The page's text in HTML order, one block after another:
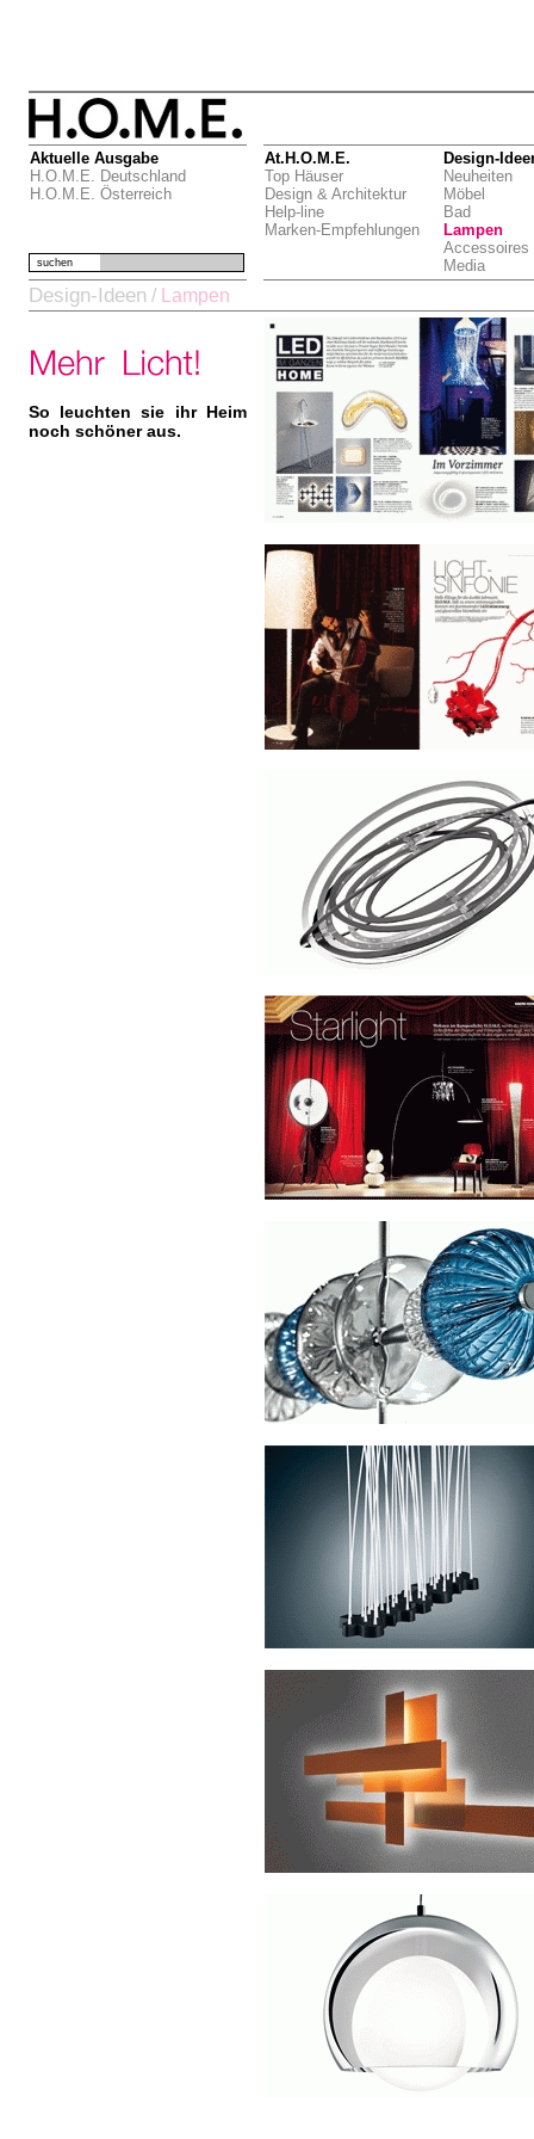
Aktuelle Ausgabe
H.O.M.E. Deutschland
H.O.M.E. Österreich
At.H.O.M.E.
Top Häuser
Design & Architektur
Help-line
Marken-Empfehlungen
Design-
Neuheiten
Möbel
Bad
Lampen
Accessoires
Media
suchen
Design-Ideen / Lampen
So leuchten sie ihr Heim
noch schöner aus.